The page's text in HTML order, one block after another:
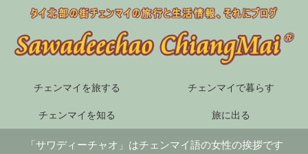
チェンマイを旅する チェンマイで暮らす
チェンマイを知る 旅に出る
「サワディーチャオ」はチェンマイ語の女性の挨拶です